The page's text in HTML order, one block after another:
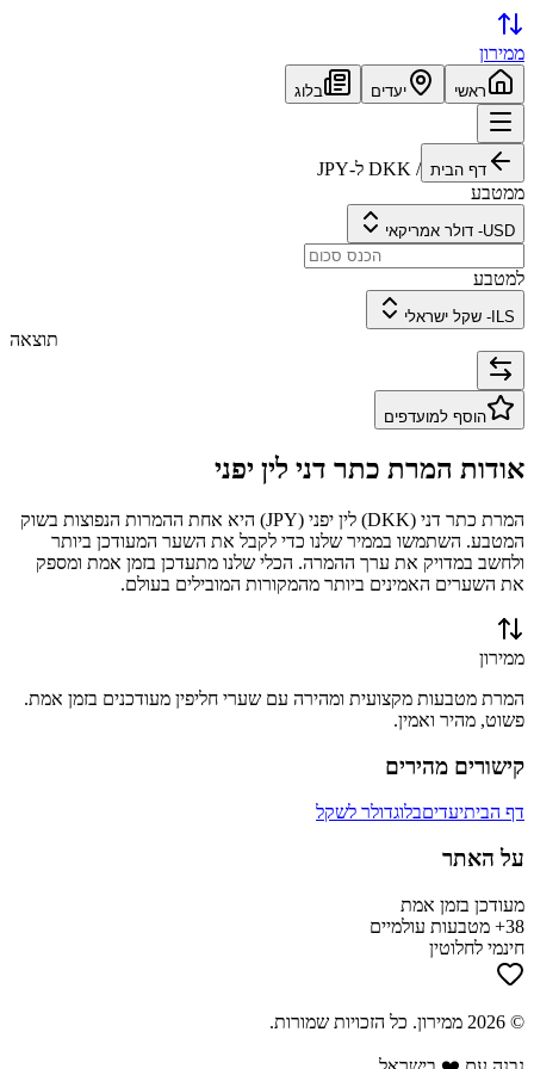
ממירון
ראשי יעדים בלוג
דף הבית /
DKK ל-JPY
ממטבע
USD
- דולר אמריקאי
למטבע
ILS
- שקל ישראלי
תוצאה
הוסף למועדפים
אודות המרת כתר דני לין יפני
המרת כתר דני (
DKK) לין יפני (
JPY) היא אחת ההמרות הנפוצות בשוק
המטבע. השתמשו בממיר שלנו כדי לקבל את השער המעודכן ביותר
ולחשב במדויק את ערך ההמרה. הכלי שלנו מתעדכן בזמן אמת ומספק
את השערים האמינים ביותר מהמקורות המובילים בעולם.
ממירון
המרת מטבעות מקצועית ומהירה עם שערי חליפין מעודכנים בזמן אמת.
פשוט, מהיר ואמין.
קישורים מהירים
דף הביתיעדיםבלוגדולר לשקל
על האתר
מעודכן בזמן אמת
38+ מטבעות עולמיים
חינמי לחלוטין
©
2026 ממירון. כל הזכויות שמורות.